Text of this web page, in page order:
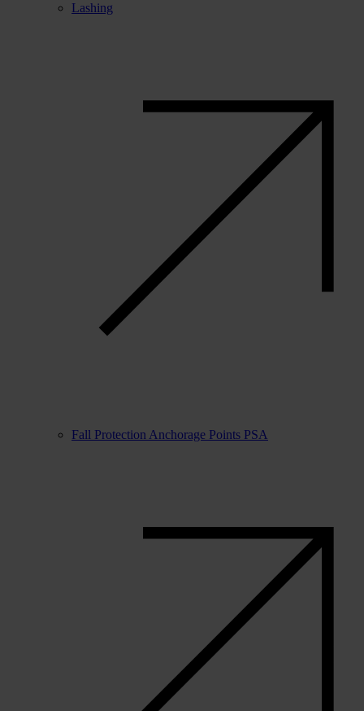
Lashing
Fall Protection Anchorage Points PSA